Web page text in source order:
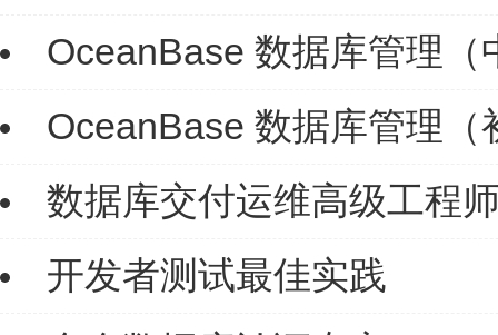
OceanBase 数据库管理（
OceanBase 数据库管理（
数据库交付运维高级工程
开发者测试最佳实践